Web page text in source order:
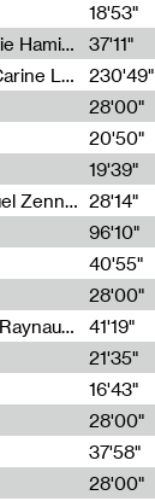
18'53"
Corentin Canesson,Julien Tiberi,Charlie Hamish Jeffery
37'11"
Agathe Boulanger,Sybille Chevreuse,Carine Lendrin,Léna Monnier,Graziela Susin,Camille Zuber 230'49"
28'00"
20'50"
19'39"
Cécile Tonizzo,Nicolas Couturier,Manuel Zenner,Aquila Lescene,Curtis Coco,Cyril Magnier 28'14"
96'10"
40'55"
28'00"
Jérôme Game,Thomas Corlin,Thierry Raynaud,Hubert Colas
41'19"
21'35"
16'43"
28'00"
37'58"
28'00"